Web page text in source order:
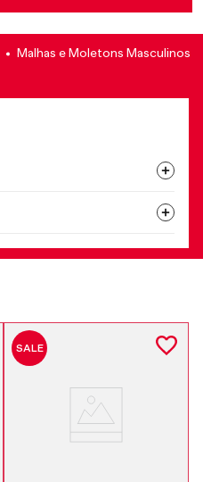
Malhas e Moletons Masculinos
SALE